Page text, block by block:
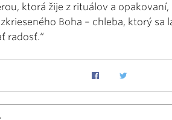
ktorá žije z rituálov a
Boha – chleba, ktorý sa
radosť.“